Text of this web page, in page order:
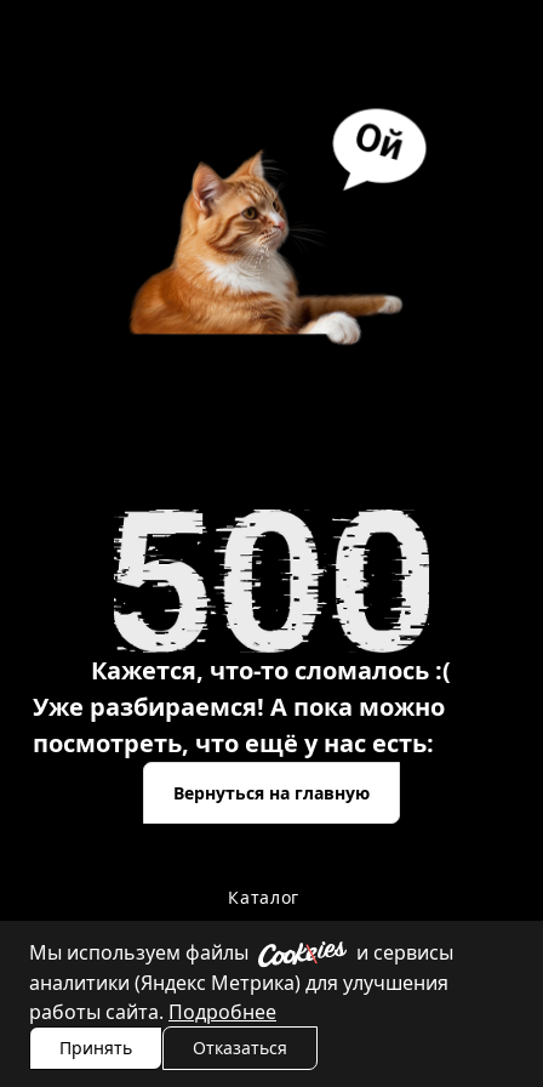
Кажется, что-то сломалось :(
Уже разбираемся! А пока можно
посмотреть, что ещё у нас есть:
Вернуться на главную
Каталог
Контакты
Мы используем файлы
и сервисы
аналитики (Яндекс Метрика) для улучшения
работы сайта. Подробнее
Принять Отказаться